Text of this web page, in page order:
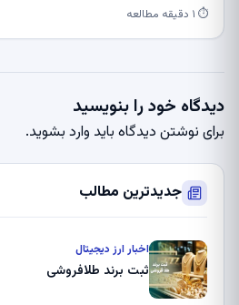
⏱ ۱ دقیقه مطالعه
دیدگاه خود را بنویسید
برای نوشتن دیدگاه باید وارد بشوید.
جدیدترین مطالب
اخبار ارز دیجیتال
ثبت برند طلافروشی